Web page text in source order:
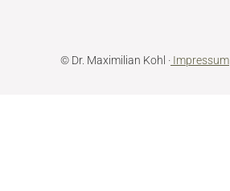
© Dr. Maximilian Kohl · Impressum